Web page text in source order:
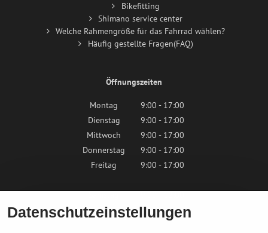
Bikefitting
Shimano service center
Welche Rahmengröße für das Fahrrad wählen?
Häufig gestellte Fragen(FAQ)
Öffnungszeiten
Montag
9:00 - 17:00
Dienstag
9:00 - 17:00
Mittwoch
9:00 - 17:00
Donnerstag
9:00 - 17:00
Freitag
9:00 - 17:00
Samstag
9:00 - 12:00
Sonntag
Geschlossen
Datenschutzeinstellungen